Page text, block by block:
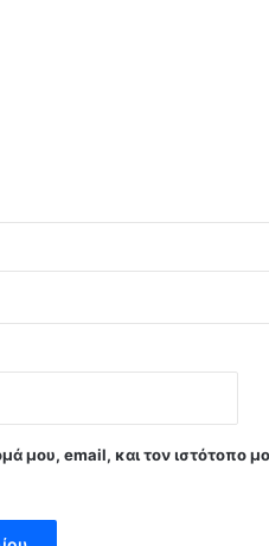
μου, email, και τον ιστότοπο